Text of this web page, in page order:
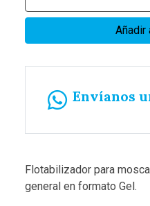
Añadir
Envíanos
Flotabilizador para
general en formato Gel.